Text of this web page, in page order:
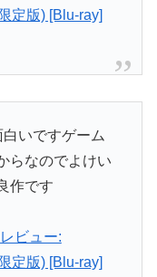
定版) [Blu-ray]
いですゲーム
らなのでよけい
作です
ビュー:
定版) [Blu-ray]